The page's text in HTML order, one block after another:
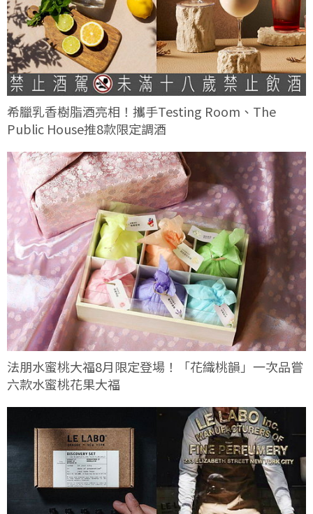
希臘乳香樹脂酒亮相！攜手Testing Room、The
Public House推8款限定調酒
法朋水蜜桃大福8月限定登場！「花織桃韻」一次品嘗
六款水蜜桃花果大福